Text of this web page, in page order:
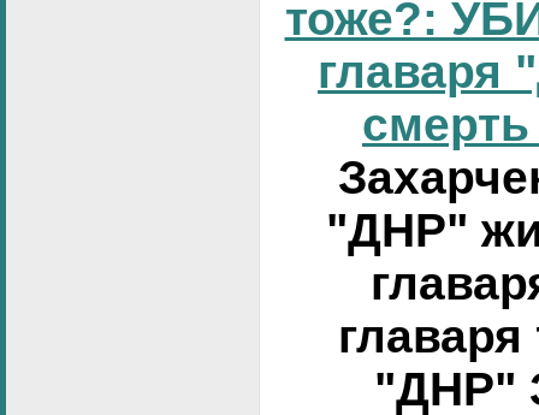
тоже?:
главаря
смерть
"ДНР"
"ДНР"